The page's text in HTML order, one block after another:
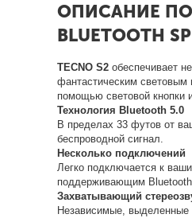
ОПИСАНИЕ
BLUETOOTH
TECNO S2 обеспечивает
фантастическим
помощью световой кнопки
Технология Bluetooth 5.0
В пределах 33 футов от
беспроводной сигнал.
Несколько подключений
Легко подключается к
поддерживающим
Захватывающий
Независимые, выделенные